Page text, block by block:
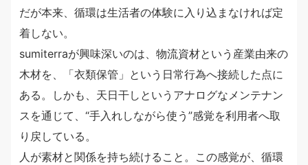
だが本来、循環は生活者の体験に入り込まなければ定
着しない。
sumiterraが興味深いのは、物流資材という産業由来の
木材を、「衣類保管」という日常行為へ接続した点に
ある。しかも、天日干しというアナログなメンテナン
スを通じて、“手入れしながら使う”感覚を利用者へ取
り戻している。
人が素材と関係を持ち続けること。この感覚が、循環